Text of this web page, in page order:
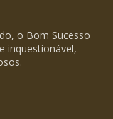
o Bom Sucesso
inquestionável,